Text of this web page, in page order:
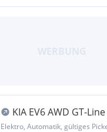
KIA EV6 AWD GT-
Elektro, Automatik, gültiges